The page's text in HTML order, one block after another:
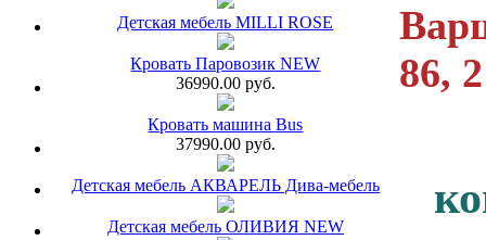
Детская мебель MILLI ROSE
Кровать Паровозик NEW
36990.00 руб.
Кровать машина Bus
37990.00 руб.
Детская мебель АКВАРЕЛЬ Дива-мебель
Детская мебель ОЛИВИЯ NEW
86,